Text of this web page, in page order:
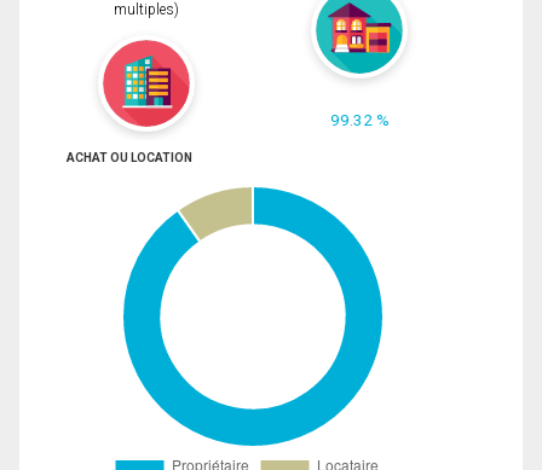
multiples)
99.32 %
ACHAT OU LOCATION